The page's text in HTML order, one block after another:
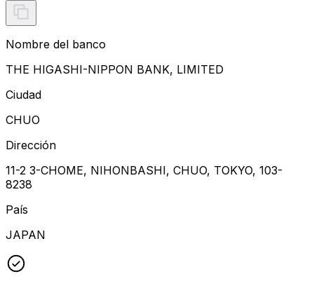
Nombre del banco
THE HIGASHI-NIPPON BANK, LIMITED
Ciudad
CHUO
Dirección
11-2 3-CHOME, NIHONBASHI, CHUO, TOKYO, 103-
8238
País
JAPAN